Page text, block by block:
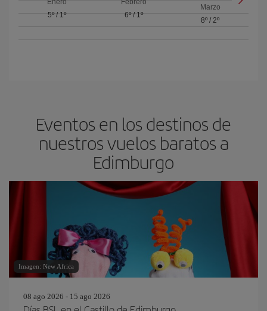
Enero
5º/ 1º
Febrero
6º/ 1º
Marzo
8º /2º
Eventos en los destinos de
nuestros vuelos baratos a
Edimburgo
Imagen: New Africa
08 ago 2026 - 15 ago 2026